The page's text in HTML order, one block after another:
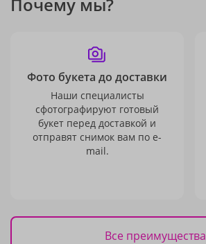
Фото букета до доставки
Наши специалисты
сфотографируют готовый
букет перед доставкой и
отправят снимок вам по e-
mail.
Все преимущества